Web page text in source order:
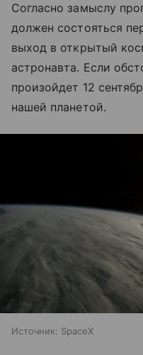
Согласно замыслу
должен состояться
выход в открытый
астронавта. Если
произойдет 12
нашей планетой.
Источник: SpaceX